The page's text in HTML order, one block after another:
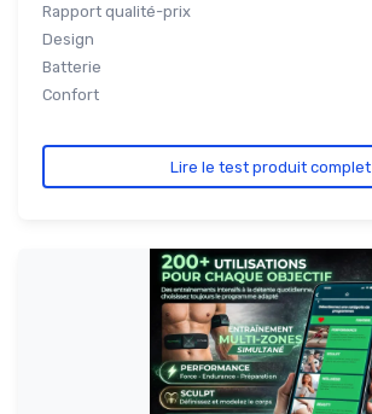
Rapport qualité-prix
Design
Batterie
Confort
Lire le test produit complet